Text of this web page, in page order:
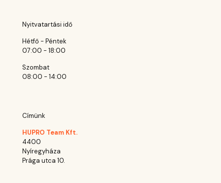
Nyitvatartási idő
Hétfő - Péntek
07:00 - 18:00
Szombat
08:00 - 14:00
Címünk
HUPRO Team Kft.
4400
Nyíregyháza
Prága utca 10.